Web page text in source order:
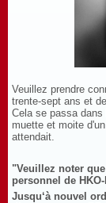
Veuillez prendre
trente-sept ans et
Cela se passa
muette et moite
attendait.
"Veuillez noter
personnel de
Jusqu‘à nouvel